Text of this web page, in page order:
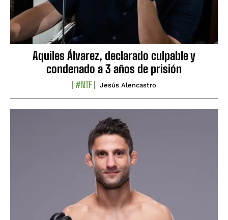
Aquiles Álvarez, declarado culpable y
condenado a 3 años de prisión
#NTF Jesús Alencastro